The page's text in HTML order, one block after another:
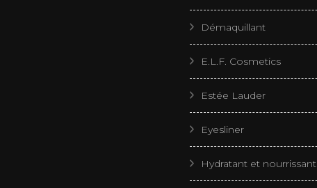
Démaquillant
E.L.F. Cosmetics
Estée Lauder
Eyesliner
Hydratant et nourrissant